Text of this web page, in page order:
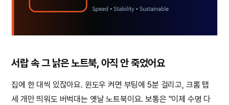
서랍 속 그 낡은 노트북, 아직 안 죽었어요
집에 한 대씩 있잖아요. 윈도우 켜면 부팅에 5분 걸리고, 크롬 탭
세 개만 띄워도 버벅대는 옛날 노트북이요. 보통은 "이제 수명 다